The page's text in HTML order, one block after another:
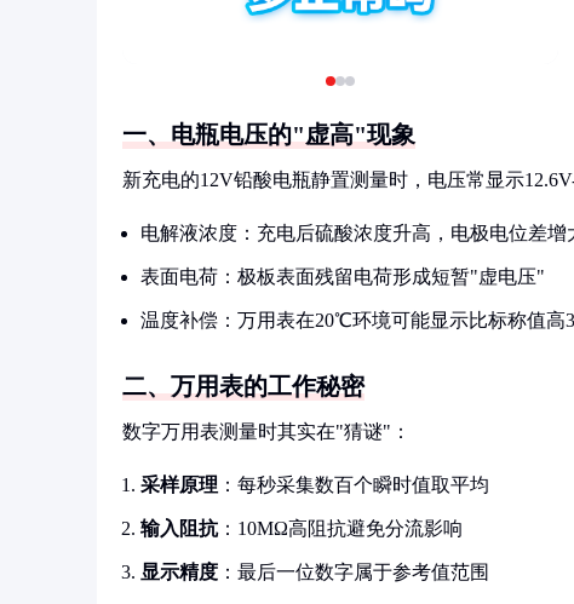
一、电瓶电压的"虚高"现象
新充电的12V铅酸电瓶静置测量时，电压常显示
电解液浓度：充电后硫酸浓度升高，电极电位差增
表面电荷：极板表面残留电荷形成短暂"虚电压"
温度补偿：万用表在20℃环境可能显示比标称值高
二、万用表的工作秘密
数字万用表测量时其实在"猜谜"：
采样原理 ：每秒采集数百个瞬时值取平均
输入阻抗：10MΩ高阻抗避免分流影响
显示精度 ：最后一位数字属于参考值范围